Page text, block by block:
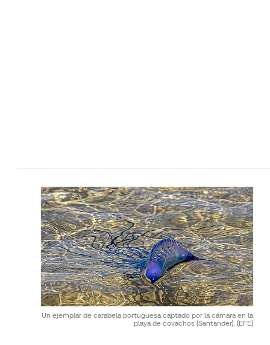
Un ejemplar de carabela portuguesa captado por la cámara en la
playa de covachos (Santander). (EFE)